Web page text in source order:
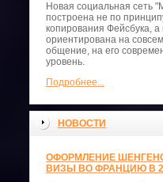
Новая социальная сеть
построена не по
копирования Фейсбука, а
ориентирована на
общение, на его
уровень.
Подробнее...
НОВОСТИ
ОФОРМЛЕНИЕ
ВИЗЫ ВО ФРАНЦИЮ В